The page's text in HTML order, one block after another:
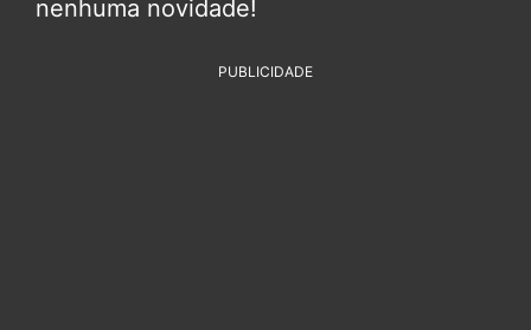
nenhuma novidade!
PUBLICIDADE